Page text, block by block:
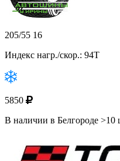
205/55 16
Индекс нагр./скор.: 94T
5850
В наличии в Белгороде >10